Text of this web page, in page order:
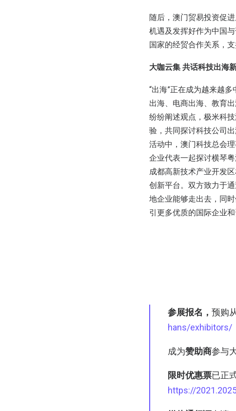
随后，澳门贸易投资促
机遇及发挥好作为中国
国家的经贸合作关系，
大咖云集 共话科技出海
“出海”正在成为越来越
出海、电商出海、教育
纷纷阐述观点，极米科
验，共同探讨科技公司
活动中，澳门科技总会
企业代表一起探讨横琴
成都高新技术产业开发
创新平台。双方致力于
地企业能够走出去，同
引更多优质的国际企业和
参展报名， 预购
hans/exhibitors/
成为赞助商参与
限时优惠票已正
https://